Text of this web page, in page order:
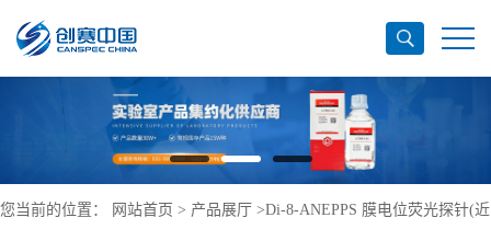
您当前的位置： 网站首页 > 产品展厅 >Di-8-ANEPPS 膜电位荧光探针(近